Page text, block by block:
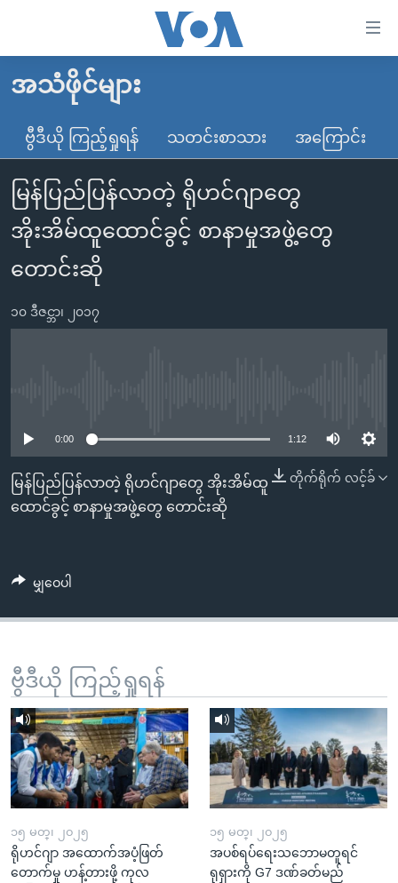
လွယ်ကူ
သည့်
Link
များ
ပင်မ
အကြောင်းအရာ
ကျော်
ကြည့်
သို့
ကျော်
ရှာဖွေ
နေရာ
ကျော်
ရန်
မူလစာမျက်နှာ
မြန်မာ
ကမ္ဘာ့သတင်းများ
နိုင်ငံတကာ
အမေရိကန်
တရုတ်
အစ္စရေး-ပါလက်စတိုင်း
ဗွီဒီယို
သတင်းလွတ်လပ်ခွင့်
ရပ်ဝန်းတခု လမ်းတခု အလွန်
အင်္ဂလိပ်စာလေ့လာမယ်
အမေရိကန်သုံးအီဒီယံ
အပတ်စဉ်ကဏ္ဍများ
ဗွီအိုအေ လူမှုကွန်ယက်များ
အသံဖိုင်များ
ဗွီဒီယို ကြည့်ရှုရန် သတင်းစာသား အကြောင်း
မြန်ပြည်ပြန်လာတဲ့ ရိုဟင်ဂျာတွေ
အိုးအိမ်ထူထောင်ခွင့် စာနာမှုအဖွဲ့တွေ
တောင်းဆို
၁၀ ဒီဇင္ဘာ၊ ၂၀၁၇
0:00 1:12
တိုက်ရိုက် လင့်ခ်
မြန်ပြည်ပြန်လာတဲ့ ရိုဟင်ဂျာတွေ အိုးအိမ်ထူ
ထောင်ခွင့် စာနာမှုအဖွဲ့တွေ တောင်းဆို
မျှဝေပါ
ဗွီဒီယို ကြည့်ရှုရန်
၁၅ မတ္၊ ၂၀၂၅
ရိုဟင်ဂျာ အထောက်အပံ့ဖြတ်
တောက်မှု ဟန့်တားဖို့ ကုလ
၁၅ မတ္၊ ၂၀၂၅
အပစ်ရပ်ရေးသဘောမတူရင်
ရုရှားကို G7 ဒဏ်ခတ်မည်